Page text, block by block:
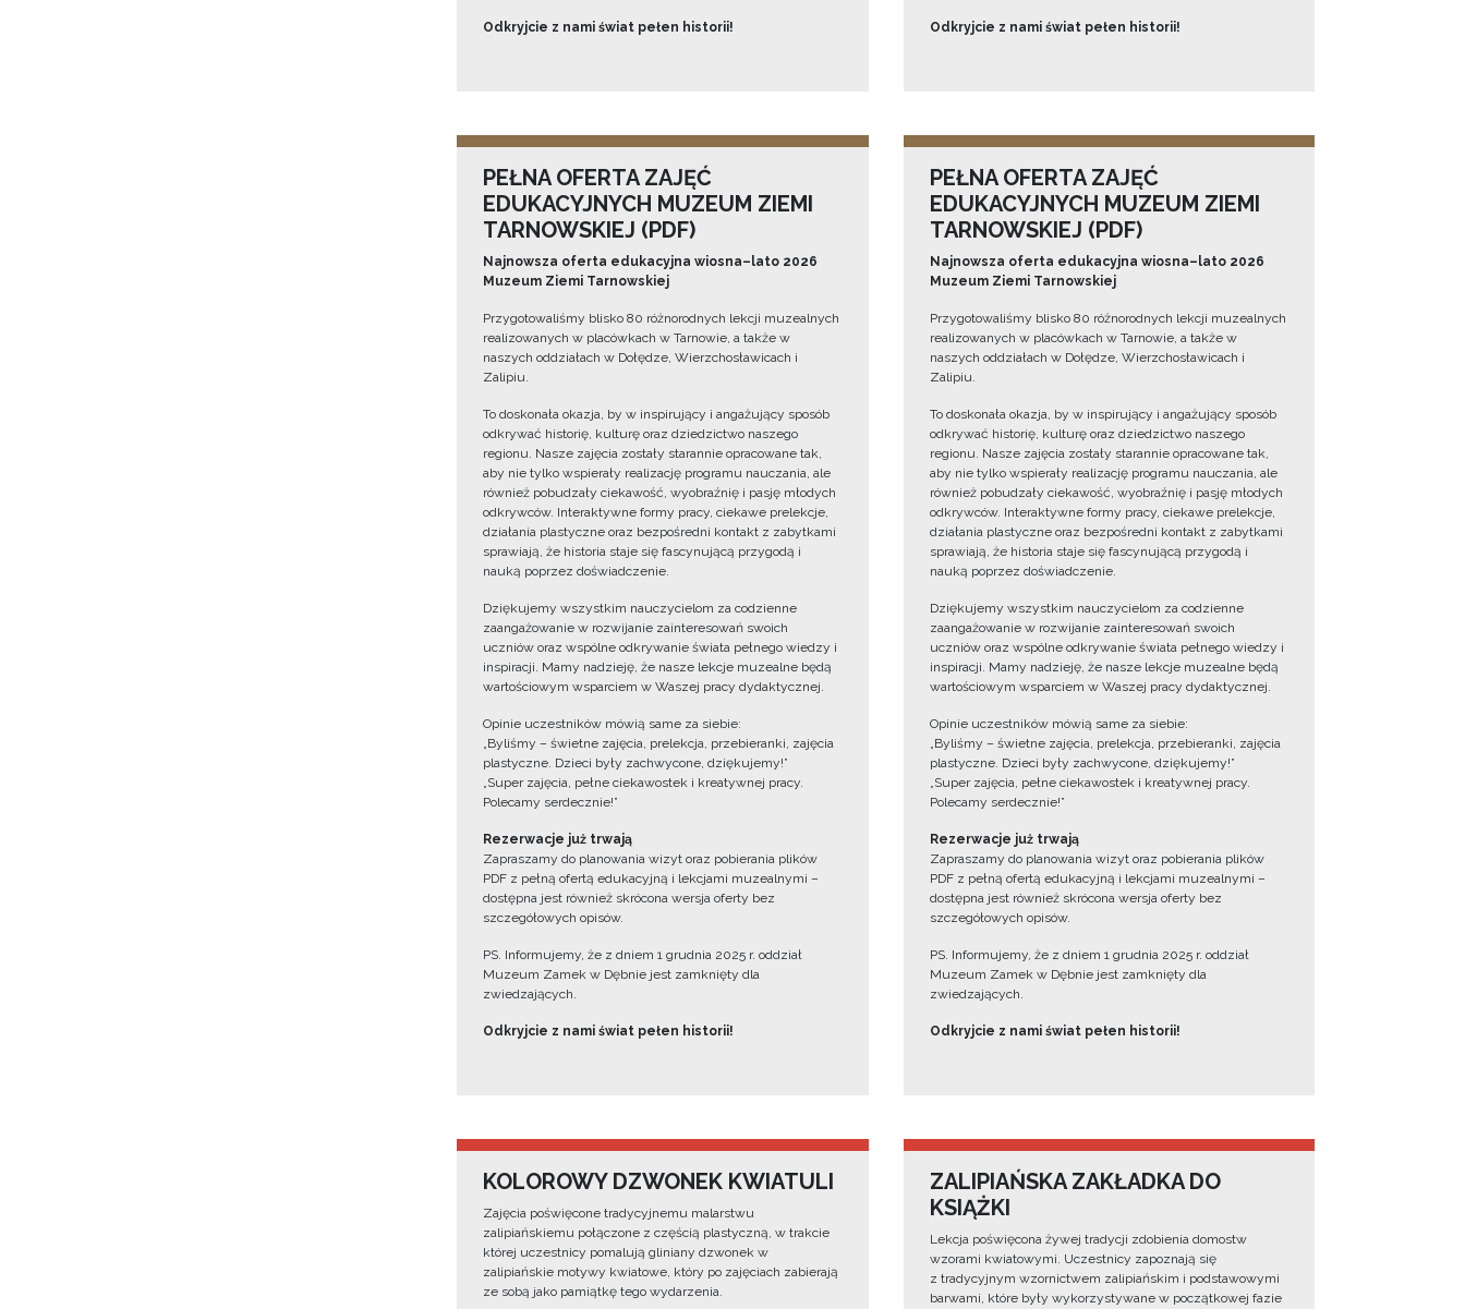
Odkryjcie z nami świat pełen historii! Odkryjcie z nami świat pełen historii!
PEŁNA OFERTA ZAJĘĆ
EDUKACYJNYCH MUZEUM ZIEMI
TARNOWSKIEJ (PDF)
Najnowsza oferta edukacyjna wiosna–lato 2026
Muzeum Ziemi Tarnowskiej
Przygotowaliśmy blisko 80 różnorodnych lekcji muzealnych
realizowanych w placówkach w Tarnowie, a także w
naszych oddziałach w Dołędze, Wierzchosławicach i
Zalipiu.
To doskonała okazja, by w inspirujący i angażujący sposób
odkrywać historię, kulturę oraz dziedzictwo naszego
regionu. Nasze zajęcia zostały starannie opracowane tak,
aby nie tylko wspierały realizację programu nauczania, ale
również pobudzały ciekawość, wyobraźnię i pasję młodych
odkrywców. Interaktywne formy pracy, ciekawe prelekcje,
działania plastyczne oraz bezpośredni kontakt z zabytkami
sprawiają, że historia staje się fascynującą przygodą i
nauką poprzez doświadczenie.
Dziękujemy wszystkim nauczycielom za codzienne
zaangażowanie w rozwijanie zainteresowań swoich
uczniów oraz wspólne odkrywanie świata pełnego wiedzy i
inspiracji. Mamy nadzieję, że nasze lekcje muzealne będą
wartościowym wsparciem w Waszej pracy dydaktycznej.
Opinie uczestników mówią same za siebie:
„Byliśmy – świetne zajęcia, prelekcja, przebieranki, zajęcia
plastyczne. Dzieci były zachwycone, dziękujemy!”
„Super zajęcia, pełne ciekawostek i kreatywnej pracy.
Polecamy serdecznie!”
Rezerwacje już trwają
Zapraszamy do planowania wizyt oraz pobierania plików
PDF z pełną ofertą edukacyjną i lekcjami muzealnymi –
dostępna jest również skrócona wersja oferty bez
szczegółowych opisów.
PS. Informujemy, że z dniem 1 grudnia 2025 r. oddział
Muzeum Zamek w Dębnie jest zamknięty dla
zwiedzających.
Odkryjcie z nami świat pełen historii!
PEŁNA OFERTA ZAJĘĆ
EDUKACYJNYCH MUZEUM ZIEMI
TARNOWSKIEJ (PDF)
Najnowsza oferta edukacyjna wiosna–lato 2026
Muzeum Ziemi Tarnowskiej
Przygotowaliśmy blisko 80 różnorodnych lekcji muzealnych
realizowanych w placówkach w Tarnowie, a także w
naszych oddziałach w Dołędze, Wierzchosławicach i
Zalipiu.
To doskonała okazja, by w inspirujący i angażujący sposób
odkrywać historię, kulturę oraz dziedzictwo naszego
regionu. Nasze zajęcia zostały starannie opracowane tak,
aby nie tylko wspierały realizację programu nauczania, ale
również pobudzały ciekawość, wyobraźnię i pasję młodych
odkrywców. Interaktywne formy pracy, ciekawe prelekcje,
działania plastyczne oraz bezpośredni kontakt z zabytkami
sprawiają, że historia staje się fascynującą przygodą i
nauką poprzez doświadczenie.
Dziękujemy wszystkim nauczycielom za codzienne
zaangażowanie w rozwijanie zainteresowań swoich
uczniów oraz wspólne odkrywanie świata pełnego wiedzy i
inspiracji. Mamy nadzieję, że nasze lekcje muzealne będą
wartościowym wsparciem w Waszej pracy dydaktycznej.
Opinie uczestników mówią same za siebie:
„Byliśmy – świetne zajęcia, prelekcja, przebieranki, zajęcia
plastyczne. Dzieci były zachwycone, dziękujemy!”
„Super zajęcia, pełne ciekawostek i kreatywnej pracy.
Polecamy serdecznie!”
Rezerwacje już trwają
Zapraszamy do planowania wizyt oraz pobierania plików
PDF z pełną ofertą edukacyjną i lekcjami muzealnymi –
dostępna jest również skrócona wersja oferty bez
szczegółowych opisów.
PS. Informujemy, że z dniem 1 grudnia 2025 r. oddział
Muzeum Zamek w Dębnie jest zamknięty dla
zwiedzających.
Odkryjcie z nami świat pełen historii!
KOLOROWY DZWONEK KWIATULI
Zajęcia poświęcone tradycyjnemu malarstwu
zalipiańskiemu połączone z częścią plastyczną, w trakcie
której uczestnicy pomalują gliniany dzwonek w
zalipiańskie motywy kwiatowe, który po zajęciach zabierają
ze sobą jako pamiątkę tego wydarzenia.
ZALIPIAŃSKA ZAKŁADKA DO
KSIĄŻKI
Lekcja poświęcona żywej tradycji zdobienia domostw
wzorami kwiatowymi. Uczestnicy zapoznają się
z tradycyjnym wzornictwem zalipiańskim i podstawowymi
barwami, które były wykorzystywane w początkowej fazie